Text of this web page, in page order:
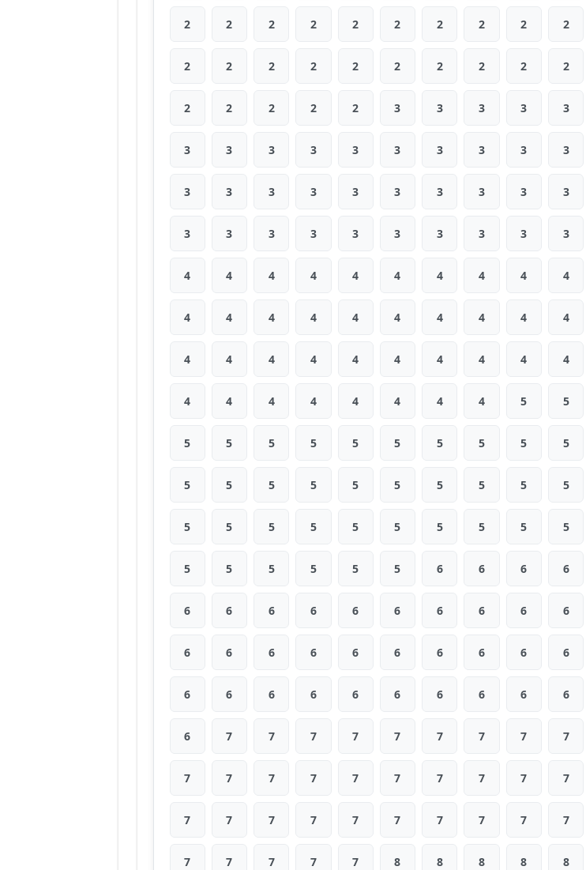
2 2 2 2 2 2 2 2 2 2
2 2 2 2 2 2 2 2 2 2
2 2 2 2 2 3 3 3 3 3
3 3 3 3 3 3 3 3 3 3
3 3 3 3 3 3 3 3 3 3
3 3 3 3 3 3 3 3 3 3
4 4 4 4 4 4 4 4 4 4
4 4 4 4 4 4 4 4 4 4
4 4 4 4 4 4 4 4 4 4
4 4 4 4 4 4 4 4 5 5
5 5 5 5 5 5 5 5 5 5
5 5 5 5 5 5 5 5 5 5
5 5 5 5 5 5 5 5 5 5
5 5 5 5 5 5 6 6 6 6
6 6 6 6 6 6 6 6 6 6
6 6 6 6 6 6 6 6 6 6
6 6 6 6 6 6 6 6 6 6
6 7 7 7 7 7 7 7 7 7
7 7 7 7 7 7 7 7 7 7
7 7 7 7 7 7 7 7 7 7
7 7 7 7 7 8 8 8 8 8